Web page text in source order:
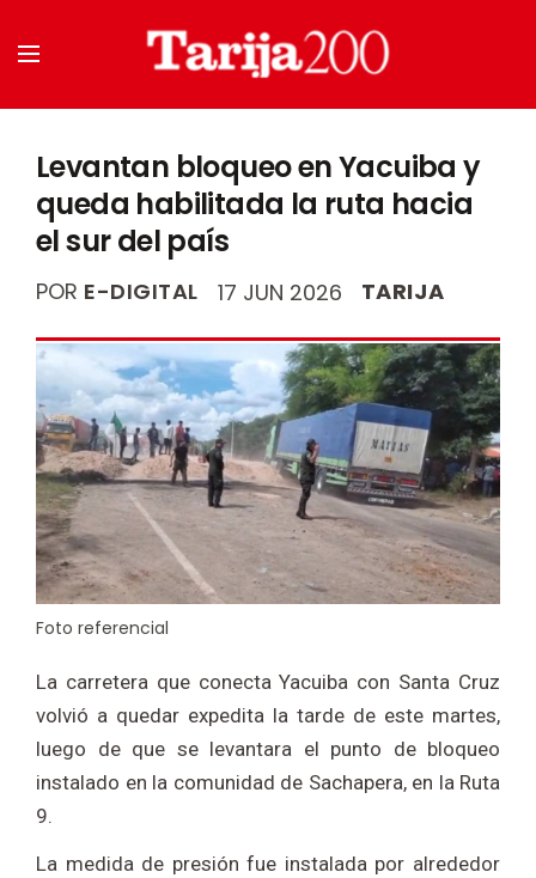
Levantan bloqueo en Yacuiba y
queda habilitada la ruta hacia
el sur del país
POR E-DIGITAL 17 JUN 2026 TARIJA
Foto referencial
La carretera que conecta Yacuiba con Santa Cruz
volvió a quedar expedita la tarde de este martes,
luego de que se levantara el punto de bloqueo
instalado en la comunidad de Sachapera, en la Ruta
9.
La medida de presión fue instalada por alrededor